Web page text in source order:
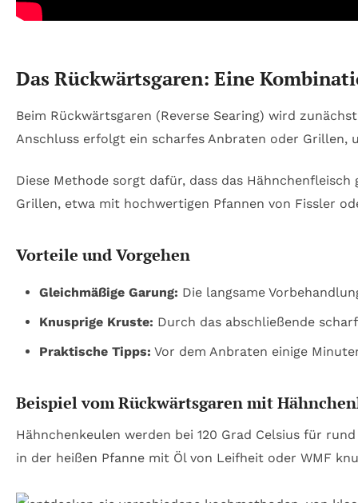
Das Rückwärtsgaren: Eine
Beim Rückwärtsgaren (Reverse Searing) wird
Anschluss erfolgt ein scharfes Anbraten oder
Diese Methode sorgt dafür, dass das
Grillen, etwa mit hochwertigen Pfannen von Fissler
Vorteile und Vorgehen
Gleichmäßige Garung: Die langsame
Knusprige Kruste: Durch das abschließende
Praktische Tipps: Vor dem Anbraten einige
Beispiel vom Rückwärtsgaren mit
Hähnchenkeulen werden bei 120 Grad Celsius für
in der heißen Pfanne mit Öl von Leifheit oder WMF